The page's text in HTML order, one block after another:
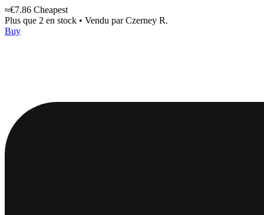
≈€7.86 Cheapest
Plus que 2 en stock • Vendu parCzerney R.
Buy